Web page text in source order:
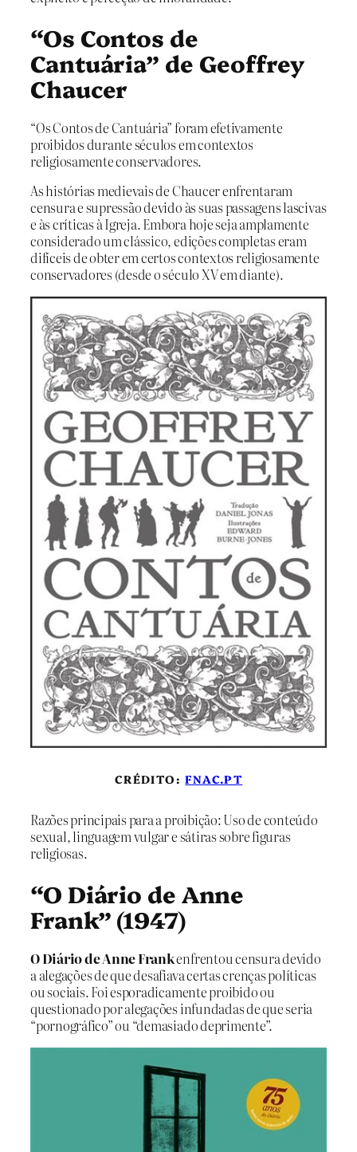
“Os Contos de
Cantuária” de Geoffrey
Chaucer
“Os Contos de Cantuária” foram efetivamente
proibidos durante séculos em contextos
religiosamente conservadores.
As histórias medievais de Chaucer enfrentaram
censura e supressão devido às suas passagens lascivas
e às críticas à Igreja. Embora hoje seja amplamente
considerado um clássico, edições completas eram
difíceis de obter em certos contextos religiosamente
conservadores (desde o século XV em diante).
CRÉDITO:FNAC.PT
Razões principais para a proibição: Uso de conteúdo
sexual, linguagem vulgar e sátiras sobre figuras
religiosas.
“O Diário de Anne
Frank” (1947)
O Diário de Anne Frankenfrentou censura devido
a alegações de que desafiava certas crenças políticas
ou sociais. Foi esporadicamente proibido ou
questionado por alegações infundadas de que seria
“pornográfico” ou “demasiado deprimente”.